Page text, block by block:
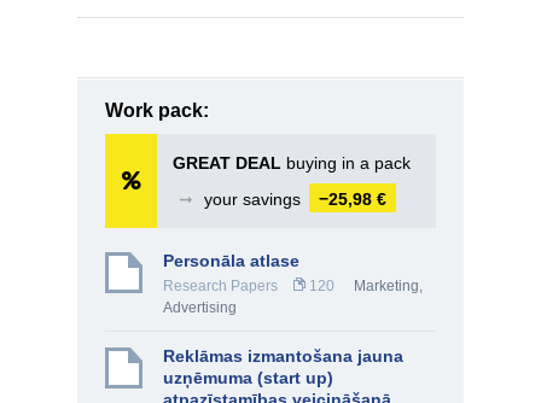
Work pack:
GREAT DEAL buying in a pack
➞
your savings −25,98 €
Personāla atlase
Research Papers 120
Marketing,
Advertising
Reklāmas izmantošana jauna
uzņēmuma (start up)